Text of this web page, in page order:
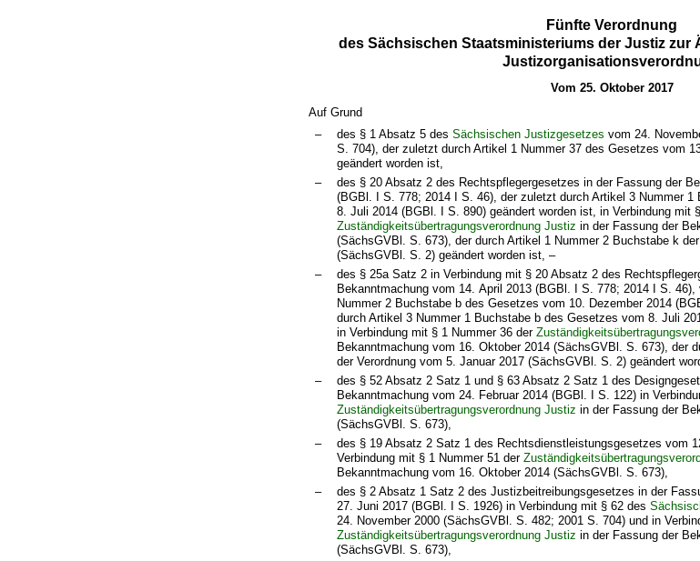
Fünfte Verordnung
des Sächsischen Staatsministeriums der Justiz zur
Vom 25. Oktober 2017
Auf Grund
–
des § 1 Absatz 5 des Sächsischen Justizgesetzes vom 24.
S. 704), der zuletzt durch Artikel 1 Nummer 37 des Gesetzes vom
geändert worden ist,
–
des § 20 Absatz 2 des Rechtspflegergesetzes in der Fassung der
(BGBl. I S. 778; 2014 I S. 46), der zuletzt durch Artikel 3 Nummer 1
8. Juli 2014 (BGBl. I S. 890) geändert worden ist, in Verbindung mit
Zuständigkeitsübertragungsverordnung Justiz in der Fassung der
(SächsGVBl. S. 673), der durch Artikel 1 Nummer 2 Buchstabe k
(SächsGVBl. S. 2) geändert worden ist, –
–
des § 25a Satz 2 in Verbindung mit § 20 Absatz 2 des
Bekanntmachung vom 14. April 2013 (BGBl. I S. 778; 2014 I S.
Nummer 2 Buchstabe b des Gesetzes vom 10. Dezember 2014
durch Artikel 3 Nummer 1 Buchstabe b des Gesetzes vom 8. Juli
in Verbindung mit § 1 Nummer 36 der
Bekanntmachung vom 16. Oktober 2014 (SächsGVBl. S. 673), der
der Verordnung vom 5. Januar 2017 (SächsGVBl. S. 2) geändert
–
des § 52 Absatz 2 Satz 1 und § 63 Absatz 2 Satz 1 des
Bekanntmachung vom 24. Februar 2014 (BGBl. I S. 122) in
Zuständigkeitsübertragungsverordnung Justiz in der Fassung der
(SächsGVBl. S. 673),
–
des § 19 Absatz 2 Satz 1 des Rechtsdienstleistungsgesetzes vom
Verbindung mit § 1 Nummer 51 der
Bekanntmachung vom 16. Oktober 2014 (SächsGVBl. S. 673),
–
des § 2 Absatz 1 Satz 2 des Justizbeitreibungsgesetzes in der
27. Juni 2017 (BGBl. I S. 1926) in Verbindung mit § 62 des
24. November 2000 (SächsGVBl. S. 482; 2001 S. 704) und in
Zuständigkeitsübertragungsverordnung Justiz in der Fassung der
(SächsGVBl. S. 673),